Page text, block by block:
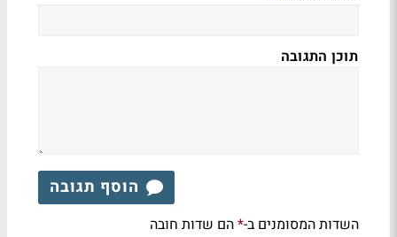
תוכן התגובה
הוסף תגובה
השדות המסומנים ב-*הם שדות חובה